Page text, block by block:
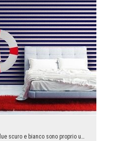
Le strisce in colore blue scuro e bianco sono proprio un modello che viene immesso sul abbigliame...